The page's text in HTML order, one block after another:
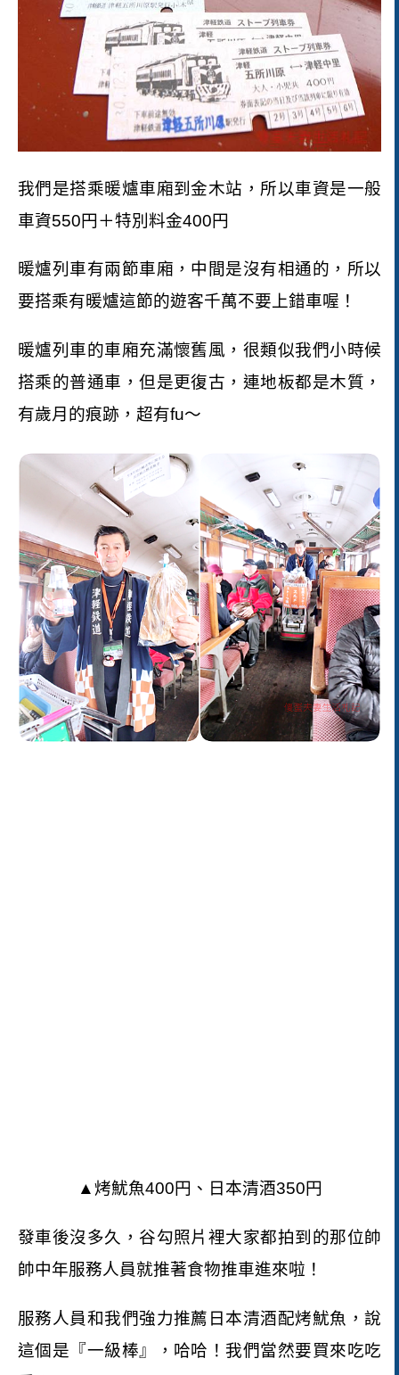
我們是搭乘暖爐車廂到金木站，所以車資是一般
車資550円＋特別料金400円
暖爐列車有兩節車廂，中間是沒有相通的，所以
要搭乘有暖爐這節的遊客千萬不要上錯車喔！
暖爐列車的車廂充滿懷舊風，很類似我們小時候
搭乘的普通車，但是更復古，連地板都是木質，
有歲月的痕跡，超有fu～
▲烤魷魚400円、日本清酒350円
發車後沒多久，谷勾照片裡大家都拍到的那位帥
帥中年服務人員就推著食物推車進來啦！
服務人員和我們強力推薦日本清酒配烤魷魚，說
這個是『一級棒』，哈哈！我們當然要買來吃吃